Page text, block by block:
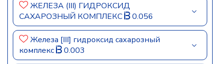
ЖЕЛЕЗА (III) ГИДРОКСИД
САХАРОЗНЫЙ КОМПЛЕКС
0.056
Железа [III] гидроксид сахарозный
комплекс
0.003